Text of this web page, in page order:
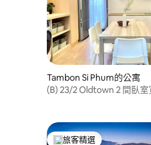
Tambon Si Phum的公寓
(B) 23/2 Oldtown 2 間臥
旅客精選